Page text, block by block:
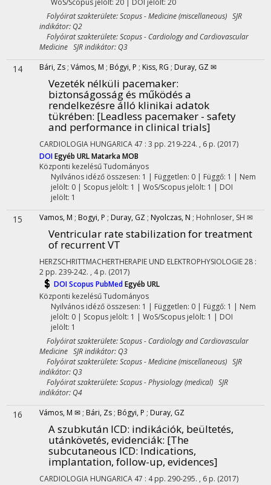
WoS/Scopus jelölt: 20 | DOI jelölt: 20
Folyóirat szakterülete: Scopus - Medicine (miscellaneous) SJR
indikátor: Q2
Folyóirat szakterülete: Scopus - Cardiology and Cardiovascular
Medicine SJR indikátor: Q3
14 Bári, Zs ; Vámos, M ; Bógyi, P ; Kiss, RG ; Duray, GZ ✉
Vezeték nélküli pacemaker:
biztonságosság és működés a
rendelkezésre álló klinikai adatok
tükrében: [Leadless pacemaker - safety
and performance in clinical trials]
CARDIOLOGIA HUNGARICA 47 : 3 pp. 219-224. , 6 p. (2017)
DOIEgyéb URLMatarkaMOB
Központi kezelésűTudományos
Nyilvános idéző összesen: 1 | Független: 0 | Függő: 1 | Nem
jelölt: 0 | Scopus jelölt: 1 | WoS/Scopus jelölt: 1 | DOI
jelölt: 1
15 Vamos, M ; Bogyi, P ; Duray, GZ ; Nyolczas, N ; Hohnloser, SH ✉
Ventricular rate stabilization for treatment
of recurrent VT
HERZSCHRITTMACHERTHERAPIE UND ELEKTROPHYSIOLOGIE28 :
2 pp. 239-242. , 4 p. (2017)
DOIScopus PubMedEgyéb URL
Központi kezelésűTudományos
Nyilvános idéző összesen: 1 | Független: 0 | Függő: 1 | Nem
jelölt: 0 | Scopus jelölt: 1 | WoS/Scopus jelölt: 1 | DOI
jelölt: 1
Folyóirat szakterülete: Scopus - Cardiology and Cardiovascular
Medicine SJR indikátor: Q3
Folyóirat szakterülete: Scopus - Medicine (miscellaneous) SJR
indikátor: Q3
Folyóirat szakterülete: Scopus - Physiology (medical) SJR
indikátor: Q4
16 Vámos, M ✉ ; Bári, Zs ; Bógyi, P ; Duray, GZ
A szubkután ICD: indikációk, beültetés,
utánkövetés, evidenciák: [The
subcutaneous ICD: Indications,
implantation, follow-up, evidences]
CARDIOLOGIA HUNGARICA 47 : 4 pp. 290-295. , 6 p. (2017)